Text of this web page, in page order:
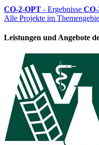
CO-2-OPT - Ergebnisse
Alle Projekte im
Leistungen und Angebote